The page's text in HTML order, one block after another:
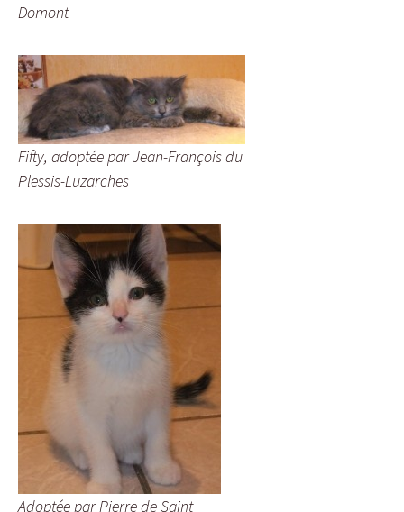
Domont
Fifty, adoptée par Jean-François du
Plessis-Luzarches
Adoptée par Pierre de Saint